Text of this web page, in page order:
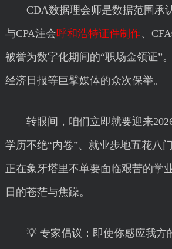
CDA数据理会师是数据范围承认
与CPA注会呼和浩特证件制作、
被誉为数字化期间的“职场金领证”
经济日报等巨擘媒体的众次保举。
转眼间，咱们立即就要迎来
学历不绝“内卷”、就业步地五花八
正在象牙塔里不单要面临艰苦的学
日的苍茫与焦躁。
💡 专家倡议：即使你感应我方